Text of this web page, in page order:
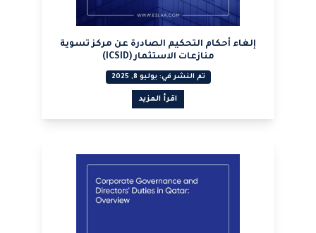
إلغاء أحكام التحكيم الصادرة عن مركز تسوية
منازعات الاستثمار (ICSID)
تم النشر في: يوليو 8, 2025
اقرأ المزيد